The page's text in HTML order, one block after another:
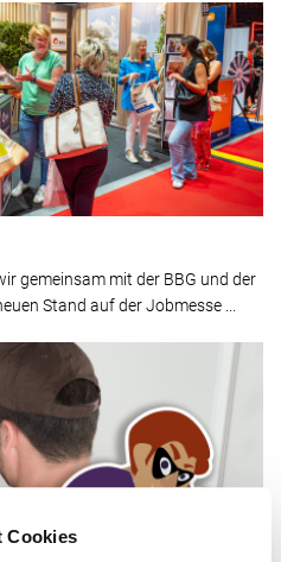
Cookies
gemeinsam mit der BBG und der
Stand auf der Jobmesse ...